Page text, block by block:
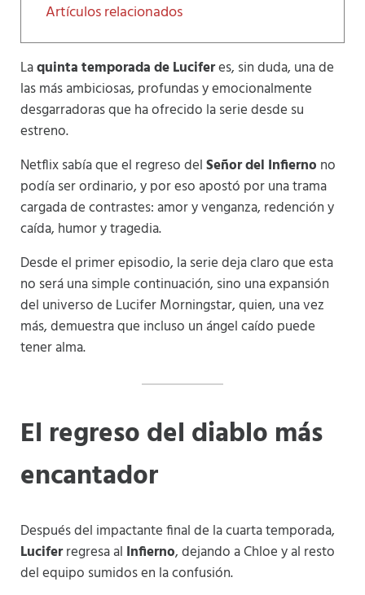
Artículos relacionados
Laquinta temporada de Luciferes, sin duda, una de
las más ambiciosas, profundas y emocionalmente
desgarradoras que ha ofrecido la serie desde su
estreno.
Netflix sabía que el regreso delSeñor del Infierno no
podía ser ordinario, y por eso apostó por una trama
cargada de contrastes: amor y venganza, redención y
caída, humor y tragedia.
Desde el primer episodio, la serie deja claro que esta
no será una simple continuación, sino una expansión
del universo de Lucifer Morningstar, quien, una vez
más, demuestra que incluso un ángel caído puede
tener alma.
El regreso del diablo más
encantador
Después del impactante final de la cuarta temporada,
Luciferregresa al Infierno, dejando a Chloe y al resto
del equipo sumidos en la confusión.